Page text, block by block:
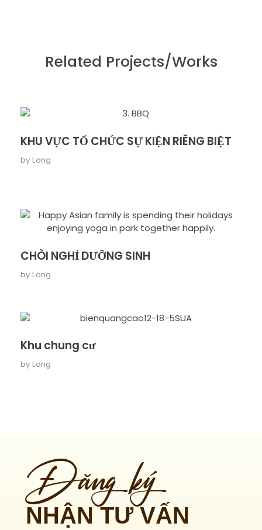
Related Projects/Works
KHU VỰC TỔ CHỨC SỰ KIỆN RIÊNG BIỆT
by Long
CHÒI NGHỈ DƯỠNG SINH
by Long
Khu chung cư
by Long
Đăng ký
NHẬN TƯ VẤN